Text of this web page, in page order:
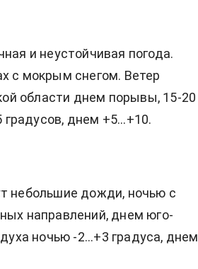
и неустойчивая погода.
с мокрым снегом. Ветер
области днем порывы, 15-20
днем +5...+10.
небольшие дожди, ночью с
направлений, днем юго-
ночью -2...+3 градуса, днем